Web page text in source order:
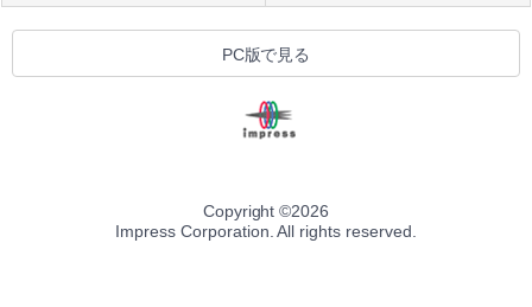
PC版で見る
Copyright ©2026
Impress Corporation. All rights reserved.